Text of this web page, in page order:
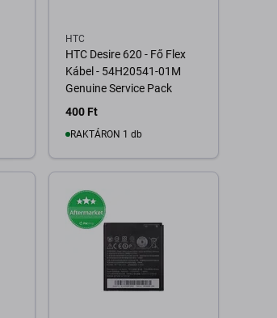
HTC
HTC Desire 620 - Fő Flex
Kábel - 54H20541-01M
Genuine Service Pack
400 Ft
RAKTÁRON 1 db